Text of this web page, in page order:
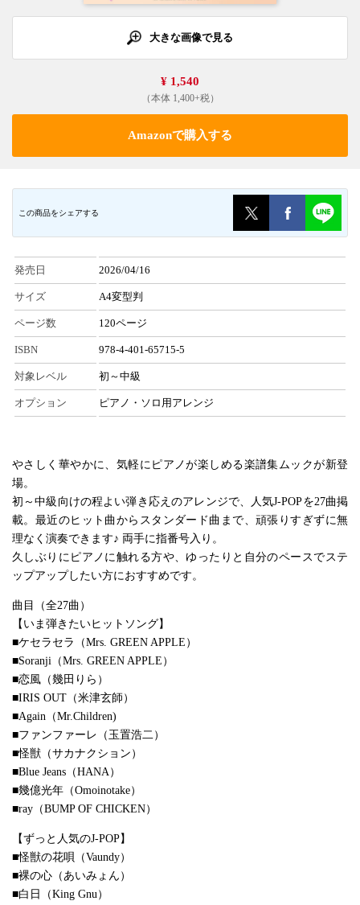
大きな画像で見る
¥ 1,540
（本体 1,400+税）
Amazonで購入する
この商品をシェアする
発売日 2026/04/16
サイズ A4変型判
ページ数 120ページ
ISBN 978-4-401-65715-5
対象レベル 初～中級
オプション ピアノ・ソロ用アレンジ
やさしく華やかに、気軽にピアノが楽しめる楽譜集ムックが新登
場。
初～中級向けの程よい弾き応えのアレンジで、人気J-POPを27曲掲
載。最近のヒット曲からスタンダード曲まで、頑張りすぎずに無
理なく演奏できます♪ 両手に指番号入り。
久しぶりにピアノに触れる方や、ゆったりと自分のペースでステ
ップアップしたい方におすすめです。
曲目（全27曲）
【いま弾きたいヒットソング】
■ケセラセラ（Mrs. GREEN APPLE）
■Soranji（Mrs. GREEN APPLE）
■恋風（幾田りら）
■IRIS OUT（米津玄師）
■Again（Mr.Children)
■ファンファーレ（玉置浩二）
■怪獣（サカナクション）
■Blue Jeans（HANA）
■幾億光年（Omoinotake）
■ray（BUMP OF CHICKEN）
【ずっと人気のJ-POP】
■怪獣の花唄（Vaundy）
■裸の心（あいみょん）
■白日（King Gnu）